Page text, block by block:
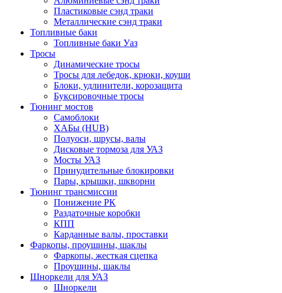
Пластиковые сэнд траки
Металлические сэнд траки
Топливные баки
Топливные баки Уаз
Тросы
Динамические тросы
Тросы для лебедок, крюки, коуши
Блоки, удлинители, корозащита
Буксировочные тросы
Тюнинг мостов
Самоблоки
ХАБы (HUB)
Полуоси, шрусы, валы
Дисковые тормоза для УАЗ
Мосты УАЗ
Принудительные блокировки
Пары, крышки, шкворни
Тюнинг трансмиссии
Понижение РК
Раздаточные коробки
КПП
Карданные валы, проставки
Фаркопы, проушины, шаклы
Фаркопы, жесткая сцепка
Проушины, шаклы
Шноркели для УАЗ
Шноркели